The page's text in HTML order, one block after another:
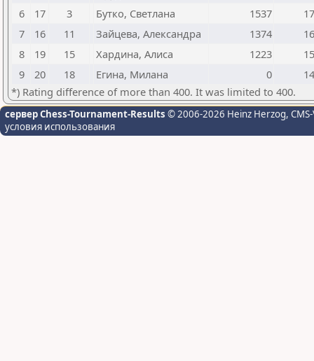
6
17 3 Бутко, Светлана 1537
7
16 11 Зайцева, Александра 1374
8
19 15 Хардина, Алиса 1223
9
20 18 Егина, Милана 0
*) Rating difference of more than 400. It was limited to 400.
сервер Chess-Tournament-Results © 2006-2026 Heinz Herzog,
условия использования